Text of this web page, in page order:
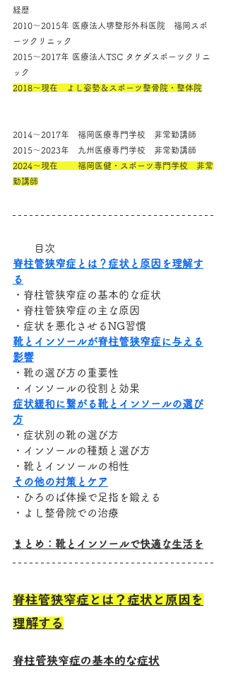
経歴
2010～2015年 医療法人堺整形外科医院　福岡スポ
ーツクリニック
2015～2017年 医療法人TSC タケダスポーツクリニ
ック
2018～現在　よし姿勢＆スポーツ整骨院・整体院
2014～2017年　福岡医療専門学校　非常勤講師
2015～2023年　九州医療専門学校　非常勤講師
2024～現在　　 福岡医健・スポーツ専門学校　非常
勤講師
目次
脊柱管狭窄症とは？症状と原因を理解す
る
・脊柱管狭窄症の基本的な症状
・脊柱管狭窄症の主な原因
・症状を悪化させるNG習慣
靴とインソールが脊柱管狭窄症に与える
影響
・靴の選び方の重要性
・インソールの役割と効果
症状緩和に繋がる靴とインソールの選び
方
・症状別の靴の選び方
・インソールの種類と選び方
・靴とインソールの相性
その他の対策とケア
・ひろのば体操で足指を鍛える
・よし整骨院での治療
まとめ：靴とインソールで快適な生活を
脊柱管狭窄症とは？症状と原因を
理解する
脊柱管狭窄症の基本的な症状